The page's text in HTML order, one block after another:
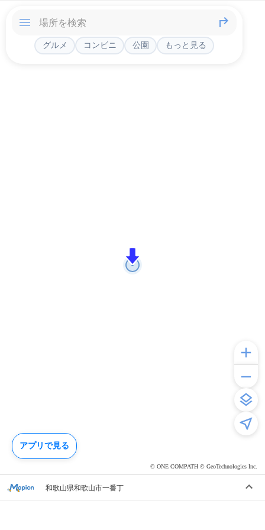
© ONE COMPATH © GeoTechnologies Inc.
グルメ コンビニ 公園 もっと見る
和歌山県和歌山市一番丁
アプリで見る